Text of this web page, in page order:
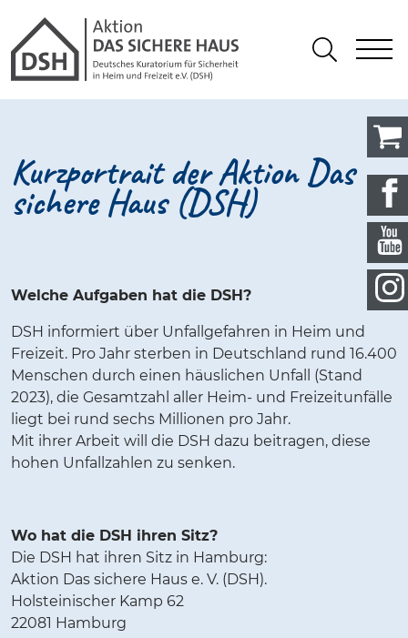
Gathmann Michaelis und
Suchen
Kurzportrait der Aktion Das
sichere Haus (DSH)
Welche Aufgaben hat die DSH?
DSH informiert über Unfallgefahren in Heim und
Freizeit. Pro Jahr sterben in Deutschland rund 16.400
Menschen durch einen häuslichen Unfall (Stand
2023), die Gesamtzahl aller Heim- und Freizeitunfälle
liegt bei rund sechs Millionen pro Jahr.
Mit ihrer Arbeit will die DSH dazu beitragen, diese
hohen Unfallzahlen zu senken.
Wo hat die DSH ihren Sitz?
Die DSH hat ihren Sitz in Hamburg:
Aktion Das sichere Haus e. V. (DSH).
Holsteinischer Kamp 62
22081 Hamburg